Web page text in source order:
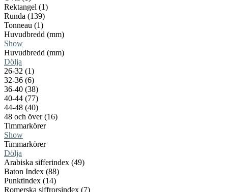
Rektangel (1)
Runda (139)
Tonneau (1)
Huvudbredd (mm)
Show
Huvudbredd (mm)
Dölja
26-32 (1)
32-36 (6)
36-40 (38)
40-44 (77)
44-48 (40)
48 och över (16)
Timmarkörer
Show
Timmarkörer
Dölja
Arabiska sifferindex (49)
Baton Index (88)
Punktindex (14)
Romerska siffrorsindex (7)